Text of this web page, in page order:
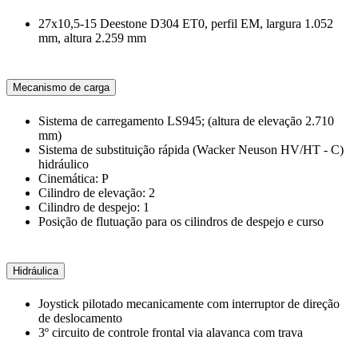
27x10,5-15 Deestone D304 ET0, perfil EM, largura 1.052
mm, altura 2.259 mm
Mecanismo de carga
Sistema de carregamento LS945; (altura de elevação 2.710
mm)
Sistema de substituição rápida (Wacker Neuson HV/HT - C)
hidráulico
Cinemática: P
Cilindro de elevação: 2
Cilindro de despejo: 1
Posição de flutuação para os cilindros de despejo e curso
Hidráulica
Joystick pilotado mecanicamente com interruptor de direção
de deslocamento
3º circuito de controle frontal via alavanca com trava